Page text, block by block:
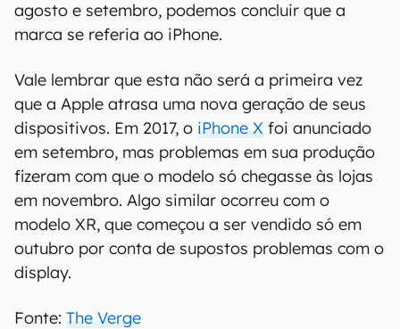
agosto e setembro, podemos concluir que a
marca se referia ao iPhone.
Vale lembrar que esta não será a primeira vez
que a Apple atrasa uma nova geração de seus
dispositivos. Em 2017, o iPhone X foi anunciado
em setembro, mas problemas em sua produção
fizeram com que o modelo só chegasse às lojas
em novembro. Algo similar ocorreu com o
modelo XR, que começou a ser vendido só em
outubro por conta de supostos problemas com o
display.
Fonte: The Verge